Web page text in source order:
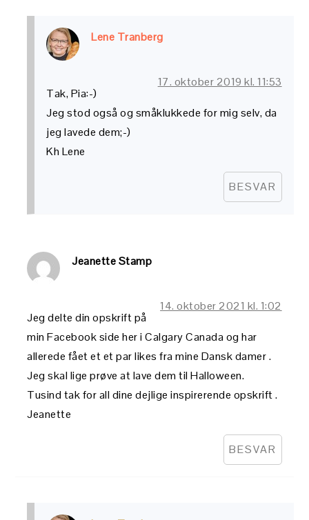
Lene Tranberg
17. oktober 2019 kl. 11:53
Tak, Pia:-)
Jeg stod også og småklukkede for mig selv, da
jeg lavede dem;-)
Kh Lene
BESVAR
Jeanette Stamp
14. oktober 2021 kl. 1:02
Jeg delte din opskrift på
min Facebook side her i Calgary Canada og har
allerede fået et et par likes fra mine Dansk damer .
Jeg skal lige prøve at lave dem til Halloween.
Tusind tak for all dine dejlige inspirerende opskrift .
Jeanette
BESVAR